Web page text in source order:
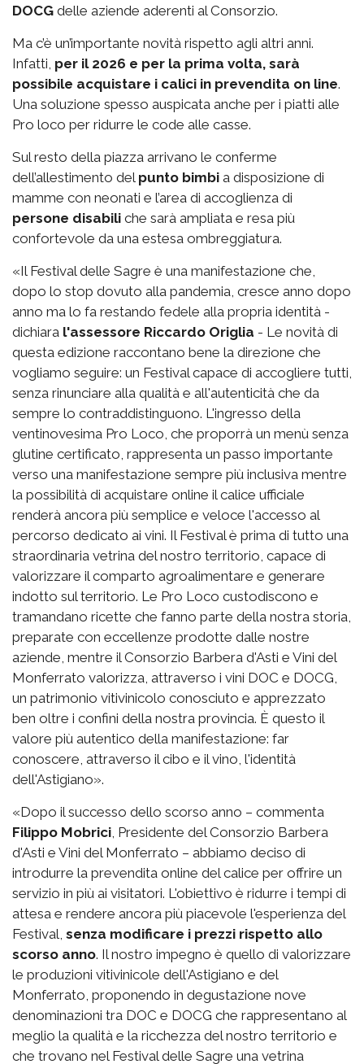
DOCG delle aziende aderenti al Consorzio.
Ma c’è un’importante novità rispetto agli altri anni.
Infatti, per il 2026 e per la prima volta, sarà
possibile acquistare i calici in prevendita on line.
Una soluzione spesso auspicata anche per i piatti alle
Pro loco per ridurre le code alle casse.
Sul resto della piazza arrivano le conferme
dell’allestimento del punto bimbi a disposizione di
mamme con neonati e l’area di accoglienza di
persone disabili che sarà ampliata e resa più
confortevole da una estesa ombreggiatura.
«Il Festival delle Sagre è una manifestazione che,
dopo lo stop dovuto alla pandemia, cresce anno dopo
anno ma lo fa restando fedele alla propria identità -
dichiara l'assessore Riccardo Origlia - Le novità di
questa edizione raccontano bene la direzione che
vogliamo seguire: un Festival capace di accogliere tutti,
senza rinunciare alla qualità e all'autenticità che da
sempre lo contraddistinguono. L'ingresso della
ventinovesima Pro Loco, che proporrà un menù senza
glutine certificato, rappresenta un passo importante
verso una manifestazione sempre più inclusiva mentre
la possibilità di acquistare online il calice ufficiale
renderà ancora più semplice e veloce l'accesso al
percorso dedicato ai vini. Il Festival è prima di tutto una
straordinaria vetrina del nostro territorio, capace di
valorizzare il comparto agroalimentare e generare
indotto sul territorio. Le Pro Loco custodiscono e
tramandano ricette che fanno parte della nostra storia,
preparate con eccellenze prodotte dalle nostre
aziende, mentre il Consorzio Barbera d'Asti e Vini del
Monferrato valorizza, attraverso i vini DOC e DOCG,
un patrimonio vitivinicolo conosciuto e apprezzato
ben oltre i confini della nostra provincia. È questo il
valore più autentico della manifestazione: far
conoscere, attraverso il cibo e il vino, l'identità
dell'Astigiano».
«Dopo il successo dello scorso anno – commenta
Filippo Mobrici, Presidente del Consorzio Barbera
d'Asti e Vini del Monferrato – abbiamo deciso di
introdurre la prevendita online del calice per offrire un
servizio in più ai visitatori. L'obiettivo è ridurre i tempi di
attesa e rendere ancora più piacevole l'esperienza del
Festival, senza modificare i prezzi rispetto allo
scorso anno. Il nostro impegno è quello di valorizzare
le produzioni vitivinicole dell'Astigiano e del
Monferrato, proponendo in degustazione nove
denominazioni tra DOC e DOCG che rappresentano al
meglio la qualità e la ricchezza del nostro territorio e
che trovano nel Festival delle Sagre una vetrina